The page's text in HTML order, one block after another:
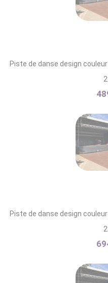
Piste de danse design couleur
Piste de danse design couleur